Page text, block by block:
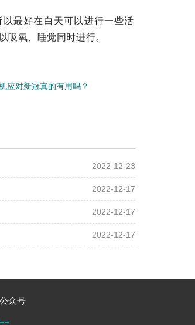
最好在白天可以进行一些活
吸氧、睡觉同时进行。
应对新冠真的有用吗？
2022-12-23
2022-12-17
2022-12-17
2022-12-17
众号